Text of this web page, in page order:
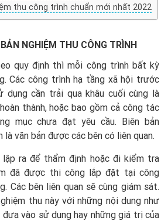
thu công trình chuẩn mới nhất 2022
NGHIỆM THU CÔNG TRÌNH
quy định thì mỗi công trình bất kỳ
Các công trình hạ tầng xã hội trước
dụng cần trải qua khâu cuối cùng là
thành, hoặc bao gồm cả công tác
mục chưa đạt yêu cầu. Biên bản
văn bản được các bên có liên quan.
ra để thẩm định hoặc đi kiểm tra
đã được thi công lắp đặt tại công
Các bên liên quan sẽ cùng giám sát.
thu này với những nội dung như
vào sử dụng hay những giá trị của